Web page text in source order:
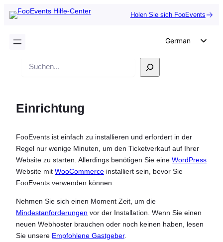
Holen Sie sich FooEvents
German
French
Polish
Czech
Suche
Einrichtung
FooEvents ist einfach zu installieren und erfordert in der
Regel nur wenige Minuten, um den Ticketverkauf auf Ihrer
Website zu starten. Allerdings benötigen Sie eine WordPress
Website mit WooCommerce installiert sein, bevor Sie
FooEvents verwenden können.
Nehmen Sie sich einen Moment Zeit, um die
Mindestanforderungen vor der Installation. Wenn Sie einen
neuen Webhoster brauchen oder noch keinen haben, lesen
Sie unsere Empfohlene Gastgeber.